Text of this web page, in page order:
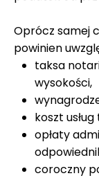
Oprócz samej
powinien
taksa
wysokości,
koszt
opłaty
coroczny